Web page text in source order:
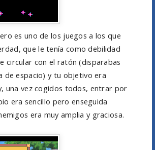
es uno de los juegos a los que
que le tenía como debilidad
circular con el ratón (disparabas
de espacio) y tu objetivo era
una vez cogidos todos, entrar por
era sencillo pero enseguida
era muy amplia y graciosa.